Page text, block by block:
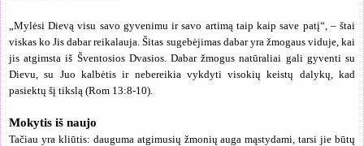
„Mylėsi Dievą visu savo gyvenimu ir savo artimą taip kaip save patį“, – štai
viskas ko Jis dabar reikalauja. Šitas sugebėjimas dabar yra žmogaus viduje, kai
jis atgimsta iš Šventosios Dvasios. Dabar žmogus natūraliai gali gyventi su
Dievu, su Juo kalbėtis ir nebereikia vykdyti visokių keistų dalykų, kad
pasiektų šį tikslą (Rom 13:8-10).
Mokytis iš naujo
Tačiau yra kliūtis: dauguma atgimusių žmonių auga mąstydami, tarsi jie būtų